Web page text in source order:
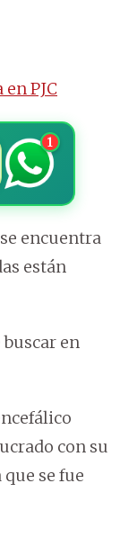
PJC
1
encuentra
están
en
con su
se fue